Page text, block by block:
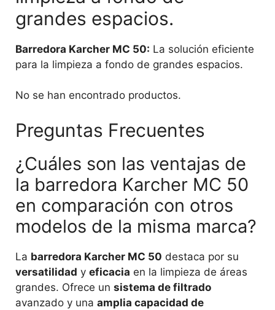
grandes espacios.
Barredora Karcher MC 50: La solución eficiente
para la limpieza a fondo de grandes espacios.
No se han encontrado productos.
Preguntas Frecuentes
¿Cuáles son las ventajas de
la barredora Karcher MC 50
en comparación con otros
modelos de la misma marca?
La barredora Karcher MC 50 destaca por su
versatilidad y eficacia en la limpieza de áreas
grandes. Ofrece un sistema de filtrado
avanzado y una amplia capacidad de